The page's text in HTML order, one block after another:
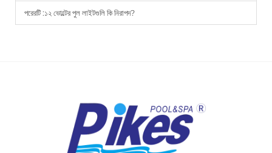
পরেরটি :১২ ভোল্টের পুল লাইটগুলি কি নিরাপদ?